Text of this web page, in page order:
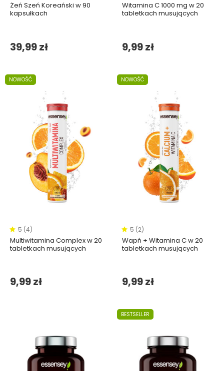
Żeń Szeń Koreański w 90
kapsułkach
39,99 zł
Witamina C 1000 mg w 20
tabletkach musujących
9,99 zł
NOWOŚĆ
5 (4)
Multiwitamina Complex w 20
tabletkach musujących
9,99 zł
NOWOŚĆ
5 (2)
Wapń + Witamina C w 20
tabletkach musujących
9,99 zł
BESTSELLER